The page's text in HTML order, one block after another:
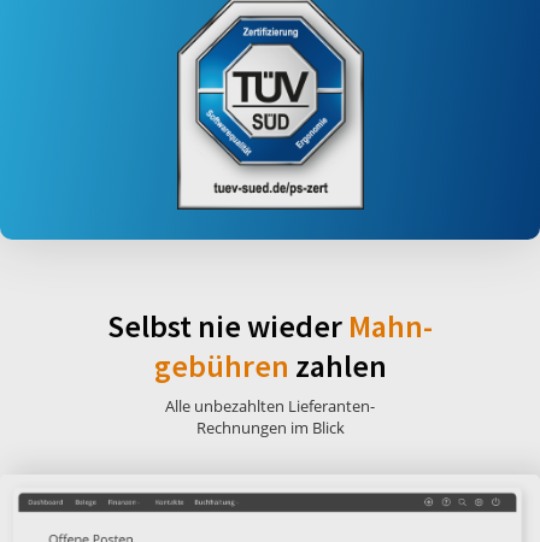
Selbst nie wieder Mahn-
gebühren zahlen
Alle unbezahlten Lieferanten-
Rechnungen im Blick